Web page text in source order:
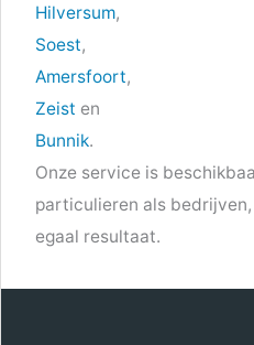
Hilversum,
Soest,
Amersfoort,
Zeist en
Bunnik.
Onze service is
particulieren als
egaal resultaat.